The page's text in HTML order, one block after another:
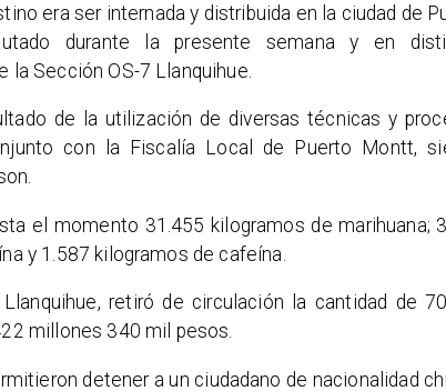
era ser internada y distribuida en la ciudad de
durante la presente semana y en
Sección OS-7 Llanquihue.
de la utilización de diversas técnicas y
con la Fiscalía Local de Puerto Montt,
el momento 31.455 kilogramos de marihuana;
y 1.587 kilogramos de cafeína.
retiró de circulación la cantidad de
millones 340 mil pesos.
detener a un ciudadano de nacionalidad